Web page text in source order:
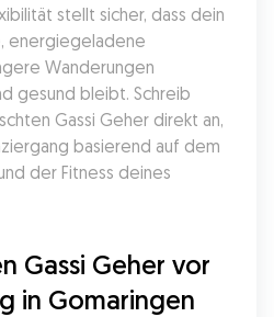
stellt sicher, dass dein
energiegeladene
Wanderungen
gesund bleibt. Schreib
Gassi Geher direkt an,
basierend auf dem
der Fitness deines
Gassi Geher vor
in Gomaringen